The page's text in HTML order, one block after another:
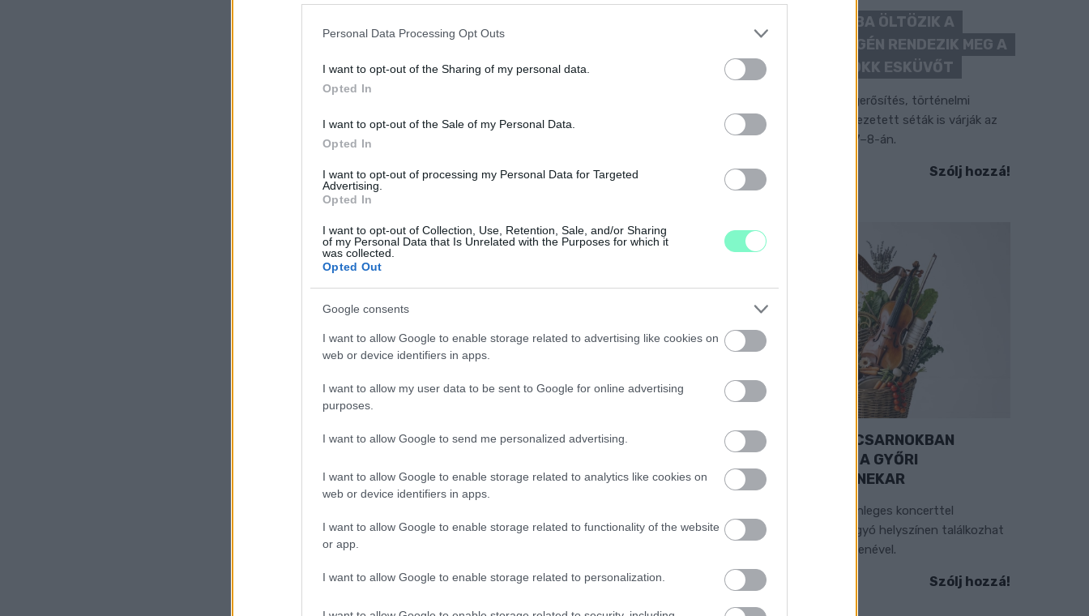
Personal Data Processing Opt Outs
I want to opt-out of the Sharing of my personal data.
Opted In
I want to opt-out of the Sale of my Personal Data.
Opted In
I want to opt-out of processing my Personal Data for Targeted
Advertising.
Opted In
I want to opt-out of Collection, Use, Retention, Sale, and/or Sharing
of my Personal Data that Is Unrelated with the Purposes for which it
was collected.
Opted Out
Google consents
I want to allow Google to enable storage related to advertising like cookies on
web or device identifiers in apps.
I want to allow my user data to be sent to Google for online advertising
purposes.
I want to allow Google to send me personalized advertising.
I want to allow Google to enable storage related to analytics like cookies on
web or device identifiers in apps.
I want to allow Google to enable storage related to functionality of the website
or app.
I want to allow Google to enable storage related to personalization.
BAROKK POMPÁBA ÖLTÖZIK A
BELVÁROS: HÉTVÉGÉN RENDEZIK MEG A
XXXIII. GYŐRI BAROKK ESKÜVŐT
Jubileumi fogadalom megerősítés, történelmi
felvonulás, tűzshow és vezetett séták is várják az
érdeklődőket augusztus 7–8-án.
Szólj hozzá!
EXTRA: A VÁSÁRCSARNOKBAN
NYITJA ÚJ ÉVADÁT A GYŐRI
FILHARMONIKUS ZENEKAR
A „Zenélő piac” című különleges koncerttel
szeptember 7-én rendhagyó helyszínen találkozhat
a közönség a klasszikus zenével.
Szólj hozzá!